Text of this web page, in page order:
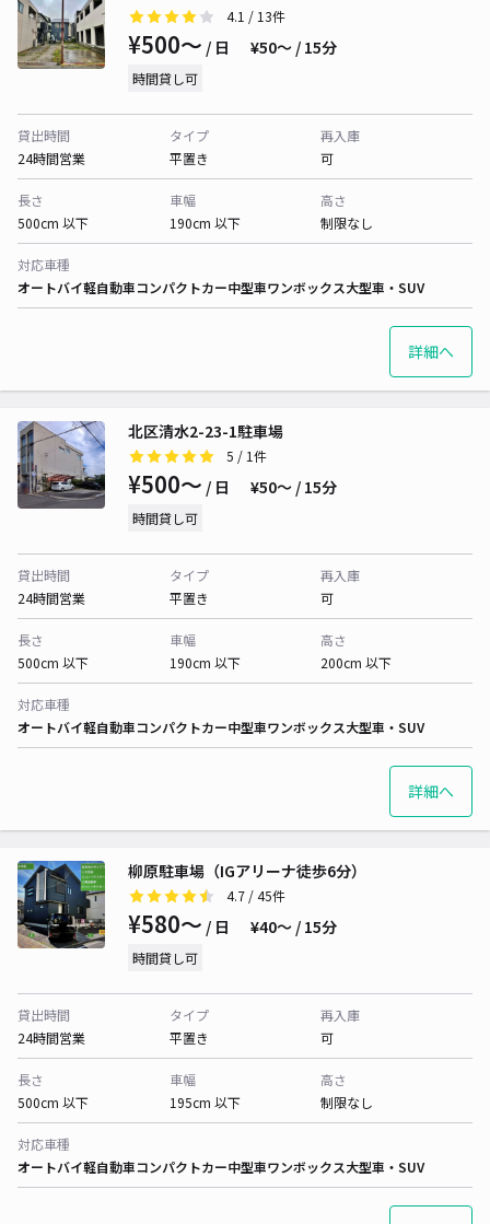
4.1 / 13件
¥500〜 / 日 ¥50〜 / 15分
時間貸し可
貸出時間
24時間営業
タイプ
平置き
再入庫
可
長さ
500cm 以下
車幅
190cm 以下
高さ
制限なし
対応車種
オートバイ軽自動車コンパクトカー中型車ワンボックス大型車・SUV
詳細へ
北区清水2-23-1駐車場
5 / 1件
¥500〜 / 日 ¥50〜 / 15分
時間貸し可
貸出時間
24時間営業
タイプ
平置き
再入庫
可
長さ
500cm 以下
車幅
190cm 以下
高さ
200cm 以下
対応車種
オートバイ軽自動車コンパクトカー中型車ワンボックス大型車・SUV
詳細へ
柳原駐車場（IGアリーナ徒歩6分）
4.7 / 45件
¥580〜 / 日 ¥40〜 / 15分
時間貸し可
貸出時間
24時間営業
タイプ
平置き
再入庫
可
長さ
500cm 以下
車幅
195cm 以下
高さ
制限なし
対応車種
オートバイ軽自動車コンパクトカー中型車ワンボックス大型車・SUV